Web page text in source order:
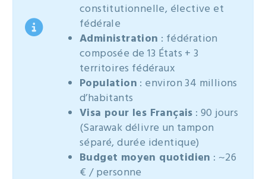
constitutionnelle, élective et
fédérale
Administration : fédération
composée de 13 États + 3
territoires fédéraux
Population : environ 34 millions
d’habitants
Visa pour les Français : 90 jours
(Sarawak délivre un tampon
séparé, durée identique)
Budget moyen quotidien : ~26
€ / personne